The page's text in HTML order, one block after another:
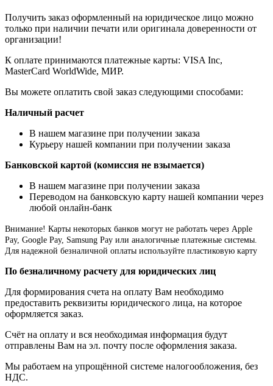
Получить заказ оформленный на юридическое лицо можно
только при наличии печати или оригинала доверенности от
организации!
К оплате принимаются платежные карты: VISA Inc,
MasterCard WorldWide, МИР.
Вы можете оплатить свой заказ следующими способами:
Наличный расчет
В нашем магазине при получении заказа
Курьеру нашей компании при получении заказа
Банковской картой (комиссия не взымается)
В нашем магазине при получении заказа
Переводом на банковскую карту нашей компании через
любой онлайн-банк
Внимание! Карты некоторых банков могут не работать через Apple
Pay, Google Pay, Samsung Pay или аналогичные платежные системы.
Для надежной безналичной оплаты используйте пластиковую карту
По безналичному расчету для юридических лиц
Для формирования счета на оплату Вам необходимо
предоставить реквизиты юридического лица, на которое
оформляется заказ.
Счёт на оплату и вся необходимая информация будут
отправлены Вам на эл. почту после оформления заказа.
Мы работаем на упрощённой системе налогообложения, без
НДС.